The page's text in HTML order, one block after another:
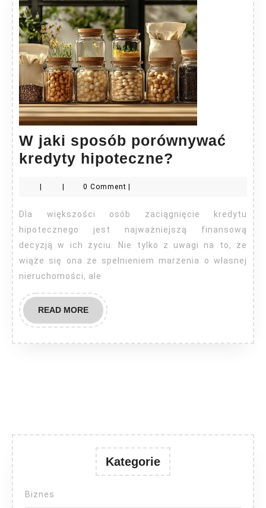
W jaki sposób porównywać
kredyty hipoteczne?
kredyty
hipoteczne?
0 Comment
Dla większości osób zaciągnięcie kredytu
hipotecznego jest najważniejszą finansową
decyzją w ich życiu. Nie tylko z uwagi na to, że
wiąże się ona ze spełnieniem marzenia o własnej
nieruchomości, ale
READ MOREREAD
MORE
Kategorie
Biznes